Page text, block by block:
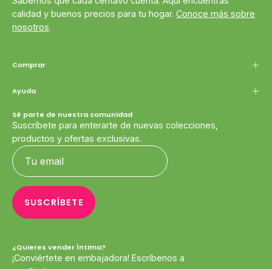
calidad y buenos precios para tu hogar. Conoce más sobre
nosotros.
Comprar
Ayuda
Sé parte de nuestra comunidad
Suscríbete para enterarte de nuevas colecciones,
productos y ofertas exclusivas.
SUSCRÍBETE
¿Quieres vender Íntima?
¡Conviértete en embajadora! Escríbenos a